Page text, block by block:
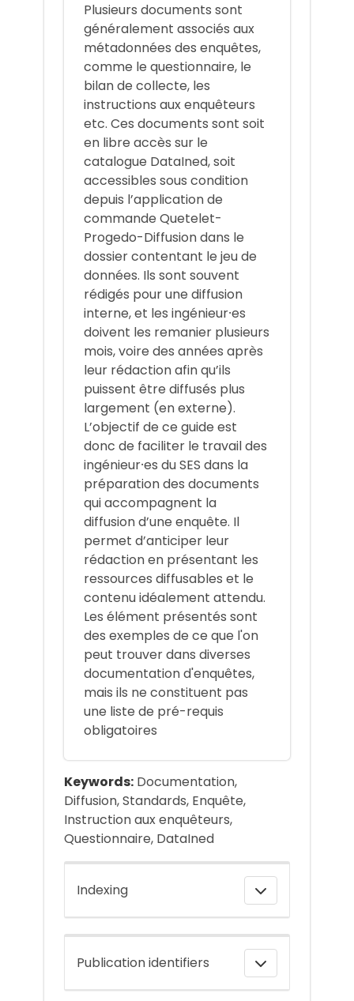
Plusieurs documents sont
généralement associés aux
métadonnées des enquêtes,
comme le questionnaire, le
bilan de collecte, les
instructions aux enquêteurs
etc. Ces documents sont soit
en libre accès sur le
catalogue DataIned, soit
accessibles sous condition
depuis l’application de
commande Quetelet-
Progedo-Diffusion dans le
dossier contentant le jeu de
données. Ils sont souvent
rédigés pour une diffusion
interne, et les ingénieur⸱es
doivent les remanier plusieurs
mois, voire des années après
leur rédaction afin qu’ils
puissent être diffusés plus
largement (en externe).
L’objectif de ce guide est
donc de faciliter le travail des
ingénieur⸱es du SES dans la
préparation des documents
qui accompagnent la
diffusion d’une enquête. Il
permet d’anticiper leur
rédaction en présentant les
ressources diffusables et le
contenu idéalement attendu.
Les élément présentés sont
des exemples de ce que l'on
peut trouver dans diverses
documentation d'enquêtes,
mais ils ne constituent pas
une liste de pré-requis
obligatoires
Keywords: Documentation,
Diffusion, Standards, Enquête,
Instruction aux enquêteurs,
Questionnaire, DataIned
Indexing
Publication identifiers